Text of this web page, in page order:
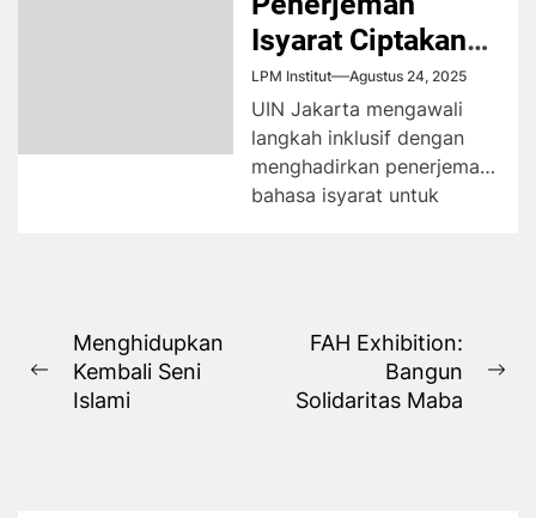
Isyarat Ciptakan
Wisuda Inklusif
LPM Institut Agustus 24, 2025
UIN Jakarta mengawali
langkah inklusif dengan
menghadirkan penerjemah
bahasa isyarat untuk
Navigasi
pos
Previous
post:
Menghidupkan
Kembali Seni
Islami
FAH Exhibition:
Bangun
Solidaritas Maba